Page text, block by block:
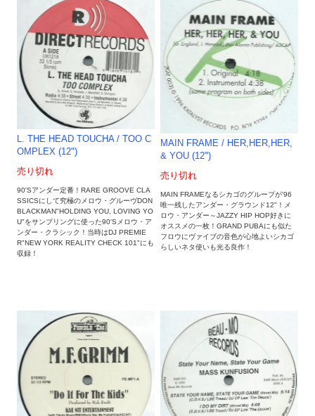
L. THE HEAD TOUCHA / TOO C
OMPLEX (12")
売り切れ
90'Sアンダー定番！RARE GROOVE CLA
SSICSにして究極のメロウ・グルーヴDON
BLACKMAN"HOLDING YOU, LOVING YO
U"をサンプリングに使った90'Sメロウ・ア
ンダー・クラシック！当時はDJ PREMIE
R"NEW YORK REALITY CHECK 101"にも
収録！
MAIN FRAME / HER,HER,HER,
& YOU (12")
売り切れ
MAIN FRAMEなるシカゴのグループが'96
唯一残したアンダー・グラウンド12"！メ
ロウ・アンダー～JAZZY HIP HOP好きに
オススメの一枚！GRAND PUBAにも似た
フロウにヴァイブの音色が心地よいシカゴ
らしいネタ使いも光る良作！